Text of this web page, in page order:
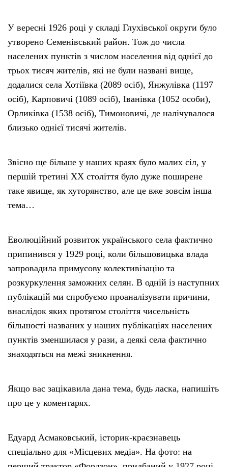
У вересні 1926 році у складі Глухівської округи було
утворено Семенівський район. Тож до числа
населених пунктів з числом населення від однієї до
трьох тисяч жителів, які не були названі вище,
додалися села Хотіївка (2089 осіб), Янжулівка (1197
осіб), Карповичі (1089 осіб), Іванівка (1052 особи),
Орликівка (1538 осіб), Тимоновичі, де налічувалося
близько однієї тисячі жителів.
Звісно ще більше у наших краях було малих сіл, у
першій третині ХХ століття було дуже поширене
таке явище, як хуторянство, але це вже зовсім інша
тема…
Еволюційний розвиток українського села фактично
припинився у 1929 році, коли більшовицька влада
запровадила примусову колективізацію та
розкуркулення заможних селян. В одній із наступних
публікацій ми спробуємо проаналізувати причини,
внаслідок яких протягом століття чисельність
більшості названих у наших публікаціях населених
пунктів зменшилася у рази, а деякі села фактично
знаходяться на межі зникнення.
Якщо вас зацікавила дана тема, будь ласка, напишіть
про це у коментарях.
Едуард Асмаковський, історик-краєзнавець
спеціально для «Місцевих медіа». На фото: на